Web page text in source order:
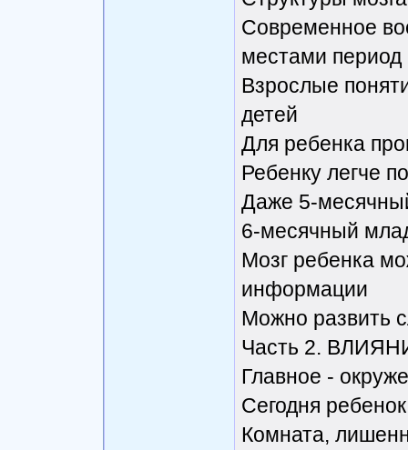
Современное
местами период
Взрослые
детей
Для ребенка
Ребенку легче
Даже 5-
6-месячный
Мозг ребенка
информации
Можно развить
Часть 2.
Главное -
Сегодня
Комната,